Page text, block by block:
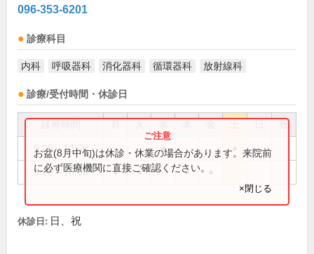
096-353-6201
診療科目
内科 呼吸器科 消化器科 循環器科 放射線科
診療/受付時間・休診日
祝
9:00～13:00 ●
9:00～18:30 ● ● ●
お盆(8月中旬)は休診・休業の場合があります。来院前
に必ず医療機関に直接ご確認ください。
×閉じる
休診日: 日、祝